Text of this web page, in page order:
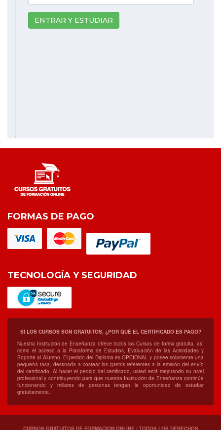
ENTRAR Y ESTUDIAR
FORMAS DE PAGO
TECNOLOGÍA Y SEGURIDAD
SI LOS CURSOS SON GRATUITOS, ¿POR QUÉ EL CERTIFICADO ES PAGO?
Nuestra Institución de Enseñanza ofrece todos los Cursos de forma gratuita, así
como el acceso a la Plataforma de Estudios, Evaluación de las Actividades y
Soporte al Alumno. El pedido del Diploma es OPCIONAL y posee solamente una
pequeña tasa, destinada a costear los gastos referentes a la emisión del envío
del certificado. Al hacer el pedido del certificado, usted está mejorando su nivel
profesional y contribuyendo para que nuestra Institución de Enseñanza continúe
funcionando y millares de personas tengan la oportunidad de estudiar
gratuitamente.
CURSOS GRATUITOS DE FORMACION ONLINE / TODOS LOS DERECHOS